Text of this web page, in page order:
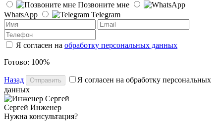
Позвоните мне
WhatsApp
Telegram
Я согласен на обработку персональных данных
Готово: 100%
Назад Отправить
Я согласен на обработку персональных
данных
Сергей Инженер
Нужна консультация?